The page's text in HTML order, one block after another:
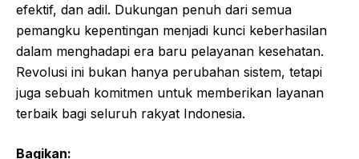
efektif, dan adil. Dukungan penuh dari semua
pemangku kepentingan menjadi kunci keberhasilan
dalam menghadapi era baru pelayanan kesehatan.
Revolusi ini bukan hanya perubahan sistem, tetapi
juga sebuah komitmen untuk memberikan layanan
terbaik bagi seluruh rakyat Indonesia.
Bagikan: